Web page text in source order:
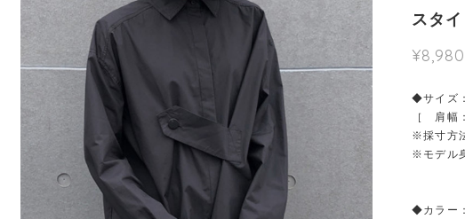
スタ
¥8,980
◆サイズ
［ 肩幅
※採寸方
※モデル
◆カラー